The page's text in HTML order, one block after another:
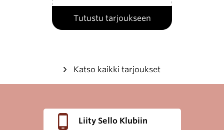
Tutustu tarjoukseen
Katso kaikki tarjoukset
Liity Sello Klubiin